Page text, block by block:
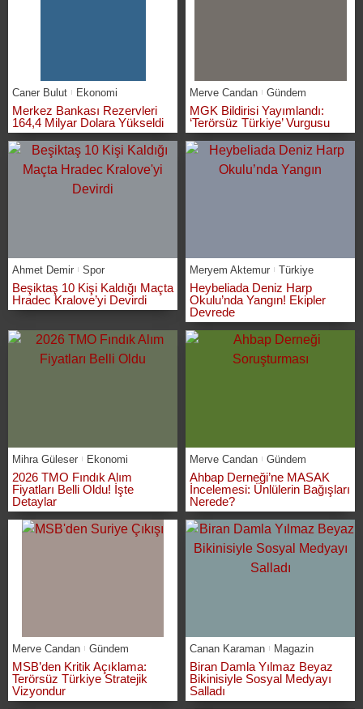
Caner Bulut Ekonomi
Merkez Bankası Rezervleri
164,4 Milyar Dolara Yükseldi
Merve Candan Gündem
MGK Bildirisi Yayımlandı:
‘Terörsüz Türkiye’ Vurgusu
Ahmet Demir Spor
Beşiktaş 10 Kişi Kaldığı Maçta
Hradec Kralove’yi Devirdi
Meryem Aktemur Türkiye
Heybeliada Deniz Harp
Okulu’nda Yangın! Ekipler
Devrede
Mihra Güleser Ekonomi
2026 TMO Fındık Alım
Fiyatları Belli Oldu! İşte
Detaylar
Merve Candan Gündem
Ahbap Derneği’ne MASAK
İncelemesi: Ünlülerin Bağışları
Nerede?
Merve Candan Gündem
MSB’den Kritik Açıklama:
Terörsüz Türkiye Stratejik
Vizyondur
Canan Karaman Magazin
Biran Damla Yılmaz Beyaz
Bikinisiyle Sosyal Medyayı
Salladı